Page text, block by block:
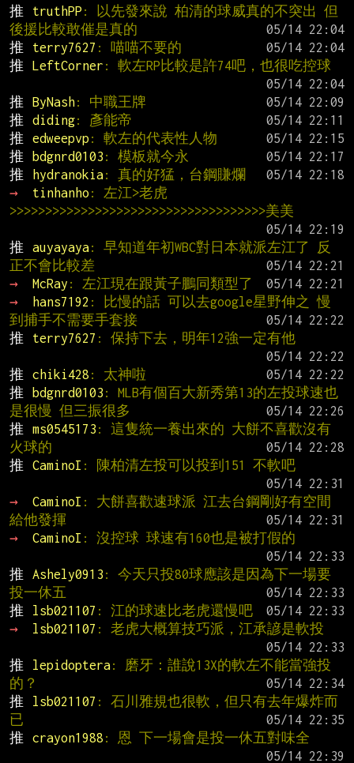
推
truthPP : 以先發來說 柏清的球威真的不突出 但
後援比較敢催是真的
推
terry7627 : 喵喵不要的
推
LeftCorner : 軟左RP比較是許74吧，也很吃控球
推
ByNash: 中職王牌
推
diding: 彥能帝
推
edweepvp : 軟左的代表性人物
推
bdgnrd0103 : 模板就今永
推
hydranokia: 真的好猛，台鋼賺爛
→
tinhanho : 左江>老虎
>>>>>>>>>>>>>>>>>>>>>>>>>>>>>>>>>>>>美美
推
auyayaya: 早知道年初WBC對日本就派左江了 反
正不會比較差
→
McRay : 左江現在跟黃子鵬同類型了
→
hans7192 : 比慢的話 可以去google星野伸之 慢
到捕手不需要手套接
推
terry7627 : 保持下去，明年12強一定有他
推
chiki428 : 太神啦
推
bdgnrd0103 : MLB有個百大新秀第13的左投球速也
是很慢 但三振很多
推
ms0545173 : 這隻統一養出來的 大餅不喜歡沒有
火球的
推
CaminoI : 陳柏清左投可以投到151 不軟吧
→
CaminoI : 大餅喜歡速球派 江去台鋼剛好有空間
給他發揮
→
CaminoI : 沒控球 球速有160也是被打假的
推
Ashely0913 : 今天只投80球應該是因為下一場要
投一休五
推
lsb021107 : 江的球速比老虎還慢吧
→
lsb021107 : 老虎大概算技巧派，江承諺是軟投
推
lepidoptera: 磨牙：誰說13X的軟左不能當強投
的？
推
lsb021107 : 石川雅規也很軟，但只有去年爆炸而
已
推
crayon1988 : 恩 下一場會是投一休五對味全